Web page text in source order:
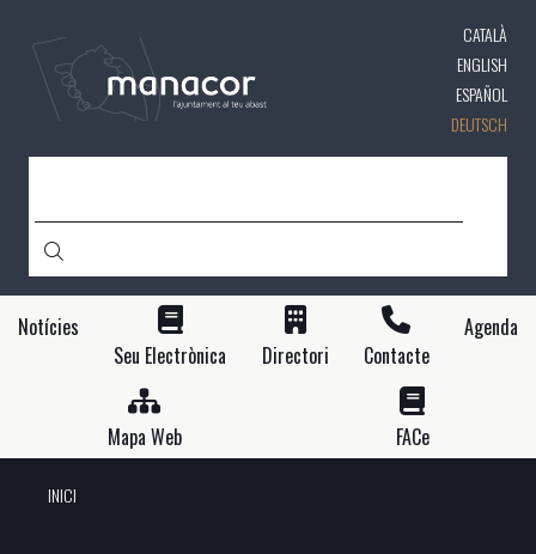
CATALÀ
ENGLISH
ESPAÑOL
DEUTSCH
Notícies
Seu Electrònica
Directori Contacte
Agenda
Mapa Web FACe
INICI